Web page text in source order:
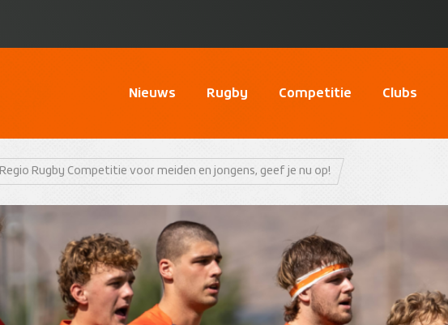
Nieuws Rugby Competitie Clubs
Regio Rugby Competitie voor meiden en jongens, geef je nu op!